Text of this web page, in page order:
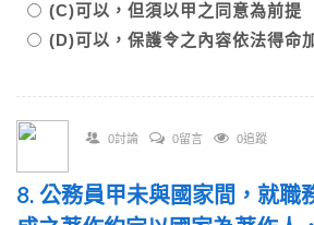
(C)可以，但須以甲之同意為前提
(D)可以，保護令之內容依法得命
0討論 0留言 0追蹤
8. 公務員甲未與國家間，就職